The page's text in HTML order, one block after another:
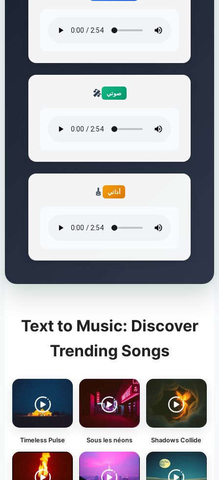
🎤 صوتي
🎸 أداتي
Text to Music: Discover
Trending Songs
Timeless Pulse Sous les néons Shadows Collide